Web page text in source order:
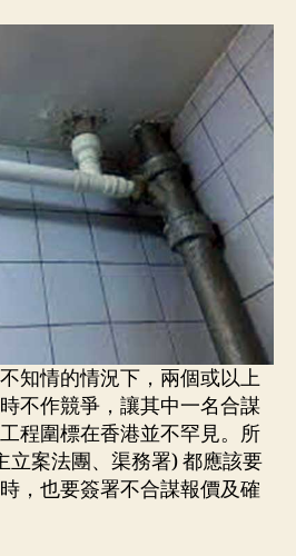
知情的情況下，兩個或以上
不作競爭，讓其中一名合謀
程圍標在香港並不罕見。所
立案法團、渠務署) 都應該要
，也要簽署不合謀報價及確